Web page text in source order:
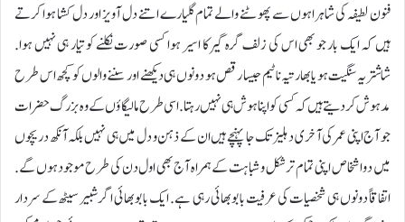
فنون لطیفہ کی شاہراہوں سے پھوٹنے والے تمام گلیارے اتنے دل آویز اور دل کشا ہوا کرتے
ہیں کہ ایک بار جو بھی اس کی زلف گرہ گیر کا اسیر ہوا کسی صورت نکلنے کو تیار ہی نہیں ہوا.
شاشتریہ سنگیت ہو یا بھارتیہ ناٹیم جیسا رقص ہو دونوں ہی دیکھنے اور سننے والوں کو کچھ اس طرح
مدہوش کردیتے ہیں کہ کسی کو اپنا ہوش ہی نہیں رہتا. اسی طرح مالیگاؤں کے وہ بزرگ حضرات
جو آج اپنی عمر کی آخری دہلیز تک جا پہنچے ہیں ان کے ذہن و دل میں ہی نہیں بلکہ آنکھ دریچوں
میں دو اشخاص اپنی تمام تر شکل و شباہت کے ہمراہ آج بھی اول دن کی طرح موجود ہوں گے.
اتفاقاً دونوں ہی شخصیات کی عرفیت بابو بھائی رہی ہے. ایک بابو بھائی اگر شبیر سیٹھ کے سردار